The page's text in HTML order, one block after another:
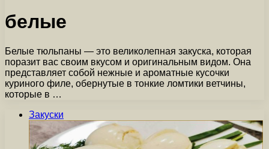
белые
Белые тюльпаны — это великолепная закуска, которая
поразит вас своим вкусом и оригинальным видом. Она
представляет собой нежные и ароматные кусочки
куриного филе, обернутые в тонкие ломтики ветчины,
которые в …
Закуски